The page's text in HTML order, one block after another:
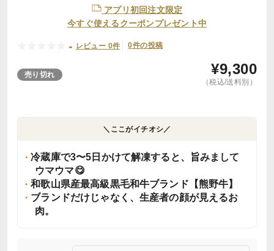
アプリ初回注文限定
今すぐ使えるクーポンプレゼント中
- レビュー 0件 0件の投稿
売り切れ ¥9,300
（税込/送料別）
＼ここがイチオシ／
冷蔵庫で3〜5日かけて解凍すると、旨みまして
ウマウマ😋
和歌山県産最高級黒毛和牛ブランド【熊野牛】
ブランドだけじゃなく、生産者の顔が見えるお
肉。